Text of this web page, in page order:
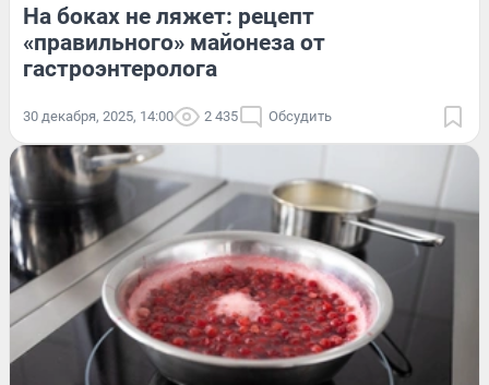
На боках не ляжет: рецепт
«правильного» майонеза от
гастроэнтеролога
30 декабря, 2025, 14:00 2 435 Обсудить